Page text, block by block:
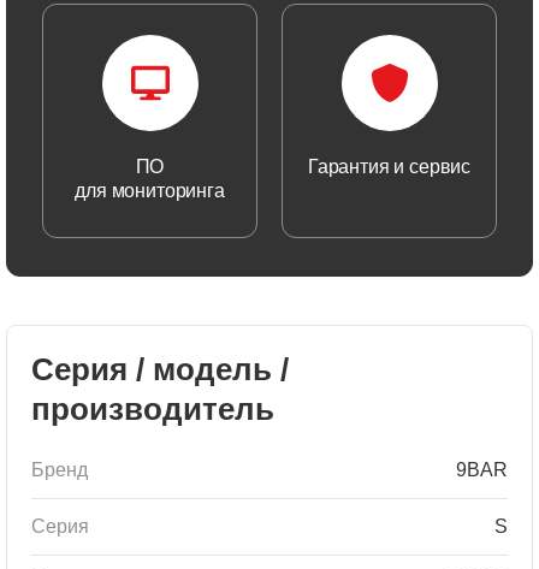
ПО
для мониторинга
Гарантия и сервис
Серия / модель /
производитель
Бренд 9BAR
Серия S